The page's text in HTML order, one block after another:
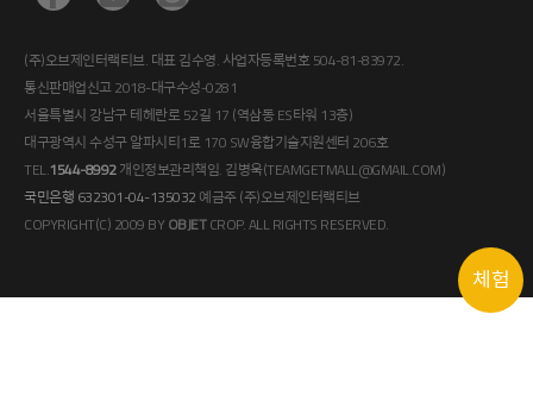
(주)오브제인터랙티브. 대표 김수영. 사업자등록번호 504-81-83972.
통신판매업신고 2018-대구수성-0281
서울특별시 강남구 테헤란로 52길 17 (역삼동 ES타워 13층)
대구광역시 수성구 알파시티1로 170 SW융합기술지원센터 206호
TEL.1544-8992개인정보관리책임. 김병욱(TEAMGETMALL@GMAIL.COM)
국민은행 632301-04-135032 예금주 (주)오브제인터랙티브
COPYRIGHT(C) 2009 BYOBJETCROP. ALL RIGHTS RESERVED.
체험